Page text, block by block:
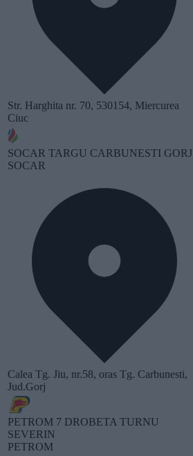
Str. Harghita nr. 70, 530154, Miercurea
Ciuc
SOCAR TARGU CARBUNESTI GORJ
SOCAR
Calea Tg. Jiu, nr.58, oras Tg. Carbunesti,
Jud.Gorj
PETROM 7 DROBETA TURNU
SEVERIN
PETROM